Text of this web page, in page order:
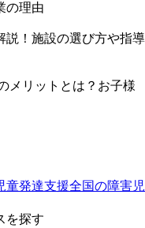
の理由
説！施設の選び方や指導
メリットとは？お子様
童発達支援全国の障害児
を探す